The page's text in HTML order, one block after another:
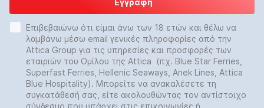
Επιβεβαιώνω ότι είμαι άνω των 18 ετών και θέλω να
λαμβάνω μέσω email γενικές πληροφορίες από την
Attica Group για τις υπηρεσίες και προσφορές των
εταιριών του Ομίλου της Attica (πχ. Blue Star Ferries,
Superfast Ferries, Hellenic Seaways, Anek Lines, Attica
Blue Hospitality). Μπορείτε να ανακαλέσετε τη
συγκατάθεσή σας, είτε ακολουθώντας τον αντίστοιχο
σύνδεσμο που υπάρχει στις επικοινωνίες ή